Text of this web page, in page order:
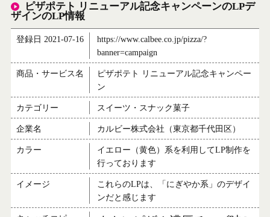
ピザポテト リニューアル記念キャンペーンのLPデ
ザインのLP情報
登録日 2021-07-16
https://www.calbee.co.jp/pizza/?
banner=campaign
商品・サービス名
ピザポテト リニューアル記念キャンペー
ン
カテゴリー スイーツ・スナック菓子
企業名 カルビー株式会社（東京都千代田区）
カラー
イエロー（黄色）系を利用してLP制作を
行っております
イメージ
これらのLPは、「にぎやか系」のデザイ
ンだと感じます